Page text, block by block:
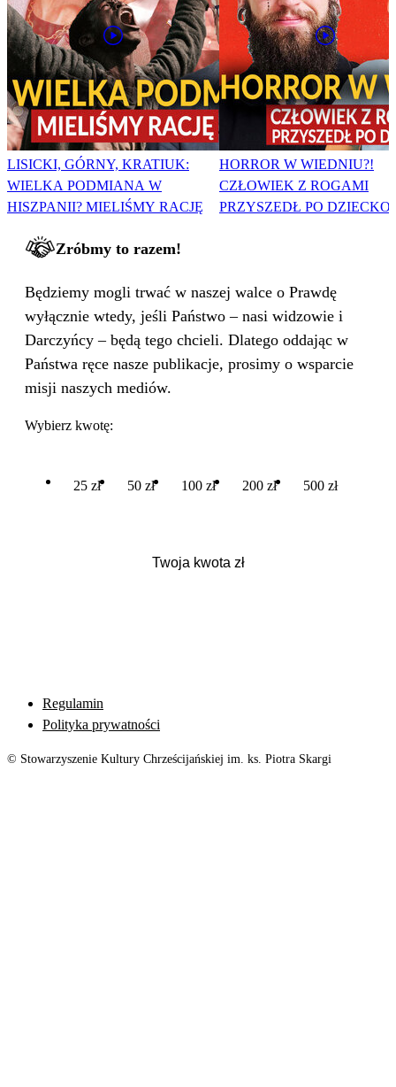
LISICKI, GÓRNY, KRATIUK:
WIELKA PODMIANA W
HISZPANII? MIELIŚMY RACJĘ
HORROR W WIEDNIU?!
CZŁOWIEK Z ROGAMI
PRZYSZEDŁ PO DZIECKO
Zróbmy to razem!
Będziemy mogli trwać w naszej walce o Prawdę
wyłącznie wtedy, jeśli Państwo – nasi widzowie i
Darczyńcy – będą tego chcieli. Dlatego oddając w
Państwa ręce nasze publikacje, prosimy o wsparcie
misji naszych mediów.
Wybierz kwotę:
25 zł 50 zł 100 zł 200 zł 500 zł
Regulamin
Polityka prywatności
© Stowarzyszenie Kultury Chrześcijańskiej im. ks. Piotra Skargi